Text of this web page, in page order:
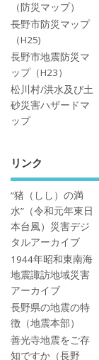
（防災マップ）
長野市防災マップ
（H25)
長野市地震防災マ
ップ（H23）
松川村/洪水及び土
砂災害ハザードマ
ップ
リンク
”猪（しし）の満
水”（令和元年東日
本台風）災害デジ
タルアーカイブ
1944年昭和東南海
地震諏訪地域災害
アーカイブ
長野県の地震の特
徴（地震本部）
善光寺地震をご存
知ですか（長野